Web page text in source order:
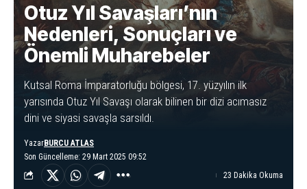
Otuz Yıl Savaşları’nın
Nedenleri, Sonuçları ve
Önemli Muharebeler
Kutsal Roma İmparatorluğu bölgesi, 17. yüzyılın ilk
yarısında Otuz Yıl Savaşı olarak bilinen bir dizi acımasız
dini ve siyasi savaşla sarsıldı.
Son Güncelleme: 29 Mart 2025 09:52
YazarBURCU ATLAS
23 Dakika Okuma